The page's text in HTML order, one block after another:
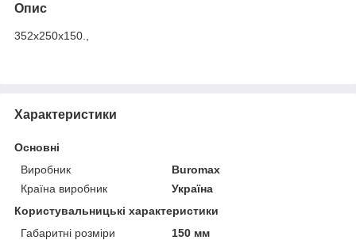
Опис
352х250х150.,
Характеристики
Основні
Виробник
Buromax
Країна виробник
Україна
Користувальницькі характеристики
Габаритні розміри
150 мм